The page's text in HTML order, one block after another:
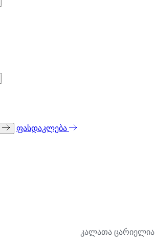
ფასდაკლება
კალათა ცარიელია